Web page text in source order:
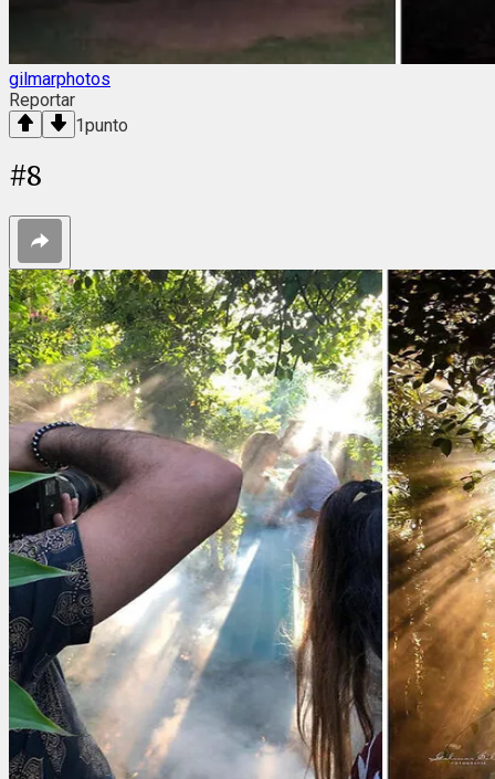
gilmarphotos
Reportar
1punto
#8